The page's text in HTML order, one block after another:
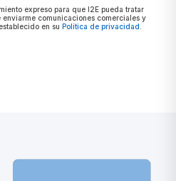
expreso para que I2E pueda tratar
comunicaciones comerciales y
en su Política de privacidad